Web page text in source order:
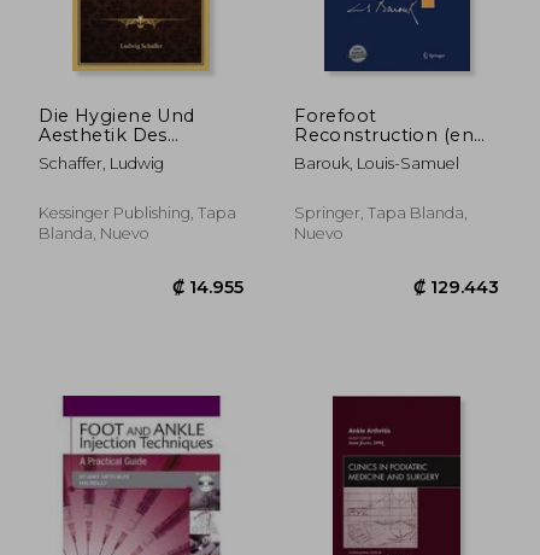
Die Hygiene Und
Aesthetik Des
Menschlichen Fusses
(1886) (en Alemán)
Schaffer, Ludwig
Kessinger Publishing, Tapa
Blanda, Nuevo
Forefoot
Reconstruction (en
Inglés)
Barouk, Louis-Samuel
Springer, Tapa Blanda,
Nuevo